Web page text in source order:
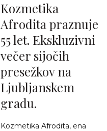
Kozmetika
Afrodita praznuje
55 let. Ekskluzivni
večer sijočih
presežkov na
Ljubljanskem
gradu.
Kozmetika Afrodita, ena